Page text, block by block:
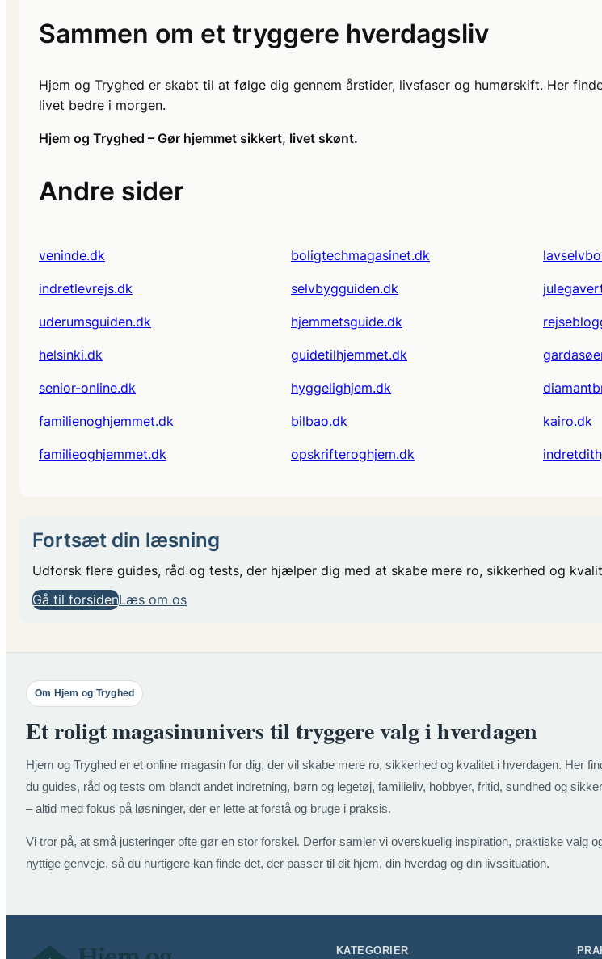
Sammen om et tryggere hverdagsliv
Hjem og Tryghed er skabt til at følge dig gennem årstider, livsfaser og humørskift. Her
livet bedre i morgen.
Hjem og Tryghed – Gør hjemmet sikkert, livet skønt.
Andre sider
veninde.dk
indretlevrejs.dk
uderumsguiden.dk
helsinki.dk
senior-online.dk
familienoghjemmet.dk
familieoghjemmet.dk
boligtechmagasinet.dk
selvbygguiden.dk
hjemmetsguide.dk
guidetilhjemmet.dk
hyggelighjem.dk
bilbao.dk
opskrifteroghjem.dk
kairo.dk
Fortsæt din læsning
Udforsk flere guides, råd og tests, der hjælper dig med at skabe mere ro, sikkerhed og
Gå til forsidenLæs om os
Om Hjem og Tryghed
Et roligt magasinunivers til tryggere valg i hverdagen
Hjem og Tryghed er et online magasin for dig, der vil skabe mere ro, sikkerhed og kvalitet i hverdagen. Her
du guides, råd og tests om blandt andet indretning, børn og legetøj, familieliv, hobbyer, fritid, sundhed og
– altid med fokus på løsninger, der er lette at forstå og bruge i praksis.
Vi tror på, at små justeringer ofte gør en stor forskel. Derfor samler vi overskuelig inspiration, praktiske valg
nyttige genveje, så du hurtigere kan finde det, der passer til dit hjem, din hverdag og din livssituation.
KATEGORIER